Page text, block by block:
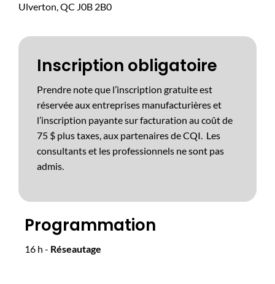
Ulverton, QC J0B 2B0
Inscription obligatoire
Prendre note que l’inscription gratuite est
réservée aux entreprises manufacturières et
l’inscription payante sur facturation au coût de
75 $ plus taxes, aux partenaires de CQI. Les
consultants et les professionnels ne sont pas
admis.
Programmation
16 h - Réseautage